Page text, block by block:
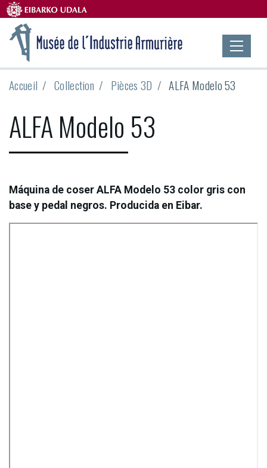
Accueil Collection Pièces 3D ALFA Modelo 53
ALFA Modelo 53
Máquina de coser ALFA Modelo 53 color gris con
base y pedal negros. Producida en Eibar.